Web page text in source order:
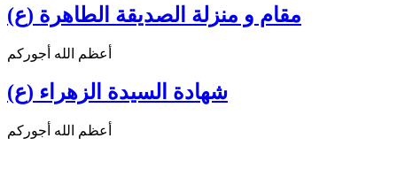
مقام و منزلة الصديقة الطاهرة (ع)
أعظم الله أجوركم
شهادة السيدة الزهراء (ع)
أعظم الله أجوركم